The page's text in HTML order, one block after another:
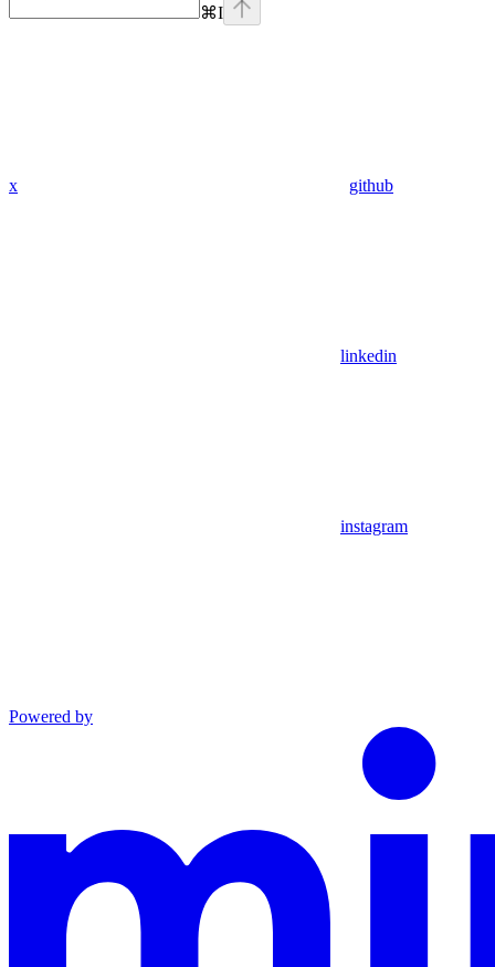
⌘I
x github
linkedin
instagram
Powered by